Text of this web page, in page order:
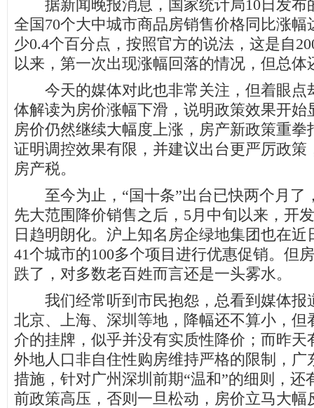
据新闻晚报消息，国家统计局10日发布
全国70个大中城市商品房销售价格同比涨幅
少0.4个百分点，按照官方的说法，这是自
以来，第一次出现涨幅回落的情况，但总体
今天的媒体对此也非常关注，但着眼点
体解读为房价涨幅下滑，说明政策效果开始
房价仍然继续大幅度上涨，房产新政策重拳
证明调控效果有限，并建议出台更严厉政策
房产税。
至今为止，“国十条”出台已快两个月了
先大范围降价销售之后，5月中旬以来，开
日趋明朗化。沪上知名房企绿地集团也在近
41个城市的100多个项目进行优惠促销。但
跌了，对多数老百姓而言还是一头雾水。
我们经常听到市民抱怨，总看到媒体报
北京、上海、深圳等地，降幅还不算小，但
介的挂牌，似乎并没有实质性降价；而昨天
外地人口非自住性购房维持严格的限制，广
措施，针对广州深圳前期“温和”的细则，还
前政策高压，否则一旦松动，房价立马大幅